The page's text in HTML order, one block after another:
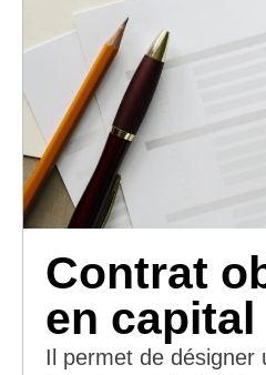
Contrat
en capital
Il permet de désigner